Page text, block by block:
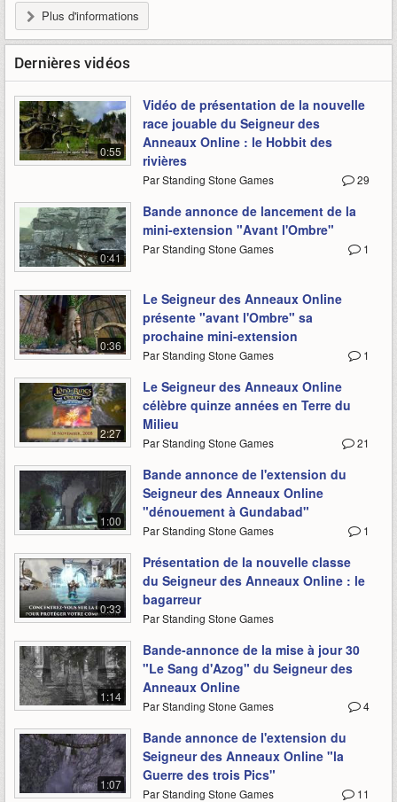
Plus d'informations
Dernières vidéos
0:55
Vidéo de présentation de la nouvelle
race jouable du Seigneur des
Anneaux Online : le Hobbit des
rivières
29
Par Standing Stone Games
0:41
Bande annonce de lancement de la
mini-extension "Avant l'Ombre"
1
Par Standing Stone Games
0:36
Le Seigneur des Anneaux Online
présente "avant l'Ombre" sa
prochaine mini-extension
1
Par Standing Stone Games
2:27
Le Seigneur des Anneaux Online
célèbre quinze années en Terre du
Milieu
21
Par Standing Stone Games
1:00
Bande annonce de l'extension du
Seigneur des Anneaux Online
"dénouement à Gundabad"
1
Par Standing Stone Games
0:33
Présentation de la nouvelle classe
du Seigneur des Anneaux Online : le
bagarreur
Par Standing Stone Games
1:14
Bande-annonce de la mise à jour 30
"Le Sang d'Azog" du Seigneur des
Anneaux Online
4
Par Standing Stone Games
1:07
Bande annonce de l'extension du
Seigneur des Anneaux Online "la
Guerre des trois Pics"
11
Par Standing Stone Games